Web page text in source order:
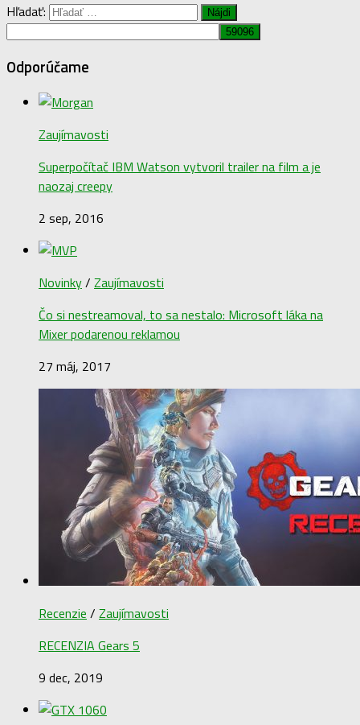
Hľadať:
Odporúčame
Zaujímavosti
Superpočítač IBM Watson vytvoril trailer na film a je
naozaj creepy
2 sep, 2016
Novinky/ Zaujímavosti
Čo si nestreamoval, to sa nestalo: Microsoft láka na
Mixer podarenou reklamou
27 máj, 2017
Recenzie / Zaujímavosti
RECENZIA Gears 5
9 dec, 2019